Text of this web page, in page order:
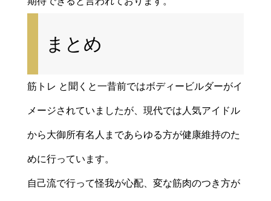
まとめ
筋トレ と聞くと一昔前ではボディービルダーがイ
メージされていましたが、現代では人気アイドル
から大御所有名人まであらゆる方が健康維持のた
めに行っています。
自己流で行って怪我が心配、変な筋肉のつき方が